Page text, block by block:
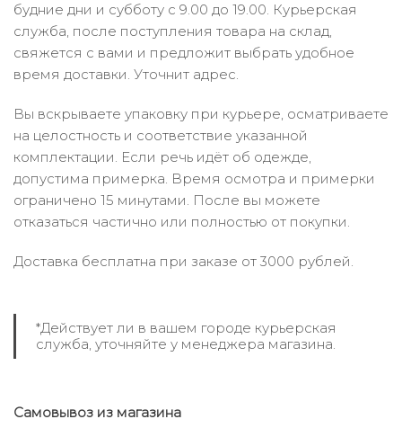
будние дни и субботу с 9.00 до 19.00. Курьерская
служба, после поступления товара на склад,
свяжется с вами и предложит выбрать удобное
время доставки. Уточнит адрес.
Вы вскрываете упаковку при курьере, осматриваете
на целостность и соответствие указанной
комплектации. Если речь идёт об одежде,
допустима примерка. Время осмотра и примерки
ограничено 15 минутами. После вы можете
отказаться частично или полностью от покупки.
Доставка бесплатна при заказе от 3000 рублей.
*Действует ли в вашем городе курьерская
служба, уточняйте у менеджера магазина.
Самовывоз из магазина